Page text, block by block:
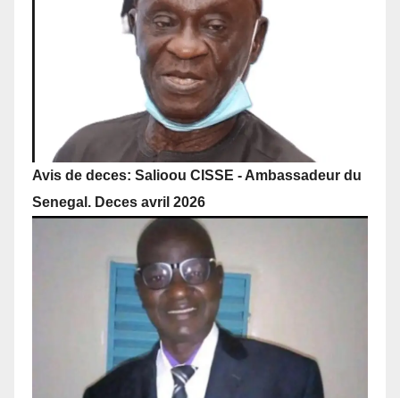
Avis de deces: Salioou CISSE - Ambassadeur du
Senegal. Deces avril 2026